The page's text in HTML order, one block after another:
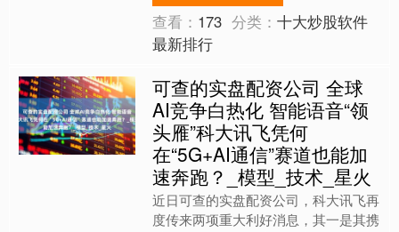
查看： 173 分类：十大炒股软件
最新排行
可查的实盘配资公司 全球
AI竞争白热化 智能语音“领
头雁”科大讯飞凭何
在“5G+AI通信”赛道也能加
速奔跑？_模型_技术_星火
近日可查的实盘配资公司，科大讯飞再
度传来两项重大利好消息，其一是其携